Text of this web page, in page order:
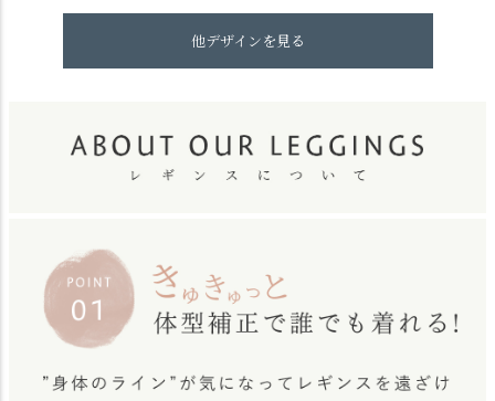
他デザインを見る